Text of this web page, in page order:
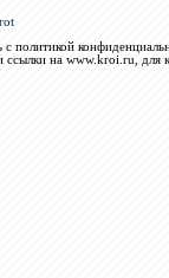
ссылки на www.kroi.ru, для